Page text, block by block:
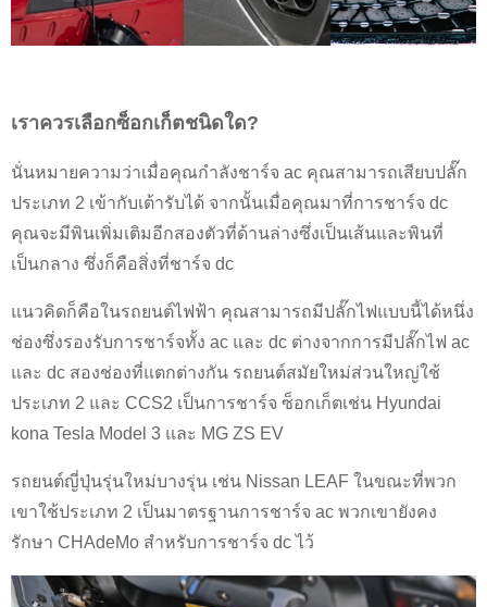
เราควรเลือกซ็อกเก็ตชนิดใด?
นั่นหมายความว่าเมื่อคุณกำลังชาร์จ ac คุณสามารถเสียบปลั๊ก
ประเภท 2 เข้ากับเต้ารับได้ จากนั้นเมื่อคุณมาที่การชาร์จ dc
คุณจะมีพินเพิ่มเติมอีกสองตัวที่ด้านล่างซึ่งเป็นเส้นและพินที่
เป็นกลาง ซึ่งก็คือสิ่งที่ชาร์จ dc
แนวคิดก็คือในรถยนต์ไฟฟ้า คุณสามารถมีปลั๊กไฟแบบนี้ได้หนึ่ง
ช่องซึ่งรองรับการชาร์จทั้ง ac และ dc ต่างจากการมีปลั๊กไฟ ac
และ dc สองช่องที่แตกต่างกัน รถยนต์สมัยใหม่ส่วนใหญ่ใช้
ประเภท 2 และ CCS2 เป็นการชาร์จ ซ็อกเก็ตเช่น Hyundai
kona Tesla Model 3 และ MG ZS EV
รถยนต์ญี่ปุ่นรุ่นใหม่บางรุ่น เช่น Nissan LEAF ในขณะที่พวก
เขาใช้ประเภท 2 เป็นมาตรฐานการชาร์จ ac พวกเขายังคง
รักษา CHAdeMo สำหรับการชาร์จ dc ไว้